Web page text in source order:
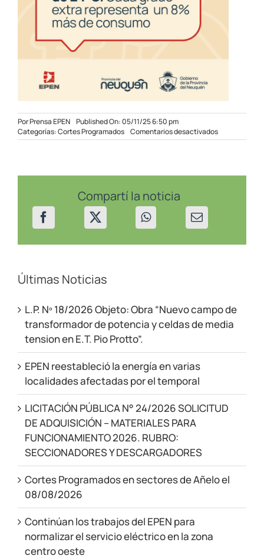
PorPrensa EPEN Published On: 05/11/25 6:50 pm
Categorías:Cortes Programados Comentarios desactivadosen
Cortes
Compartí la noticia
Últimas Noticias
L.P. Nº 18/2026 Objeto: Obra “Nuevo campo de
transformador de potencia y celdas de media
tension en E.T. Pio Protto”.
EPEN reestableció la energía en varias
localidades afectadas por el temporal
LICITACIÓN PÚBLICA N° 24/2026 SOLICITUD
DE ADQUISICIÓN – MATERIALES PARA
FUNCIONAMIENTO 2026. RUBRO:
SECCIONADORES Y DESCARGADORES
Cortes Programados en sectores de Añelo el
08/08/2026
Continúan los trabajos del EPEN para
normalizar el servicio eléctrico en la zona
centro oeste